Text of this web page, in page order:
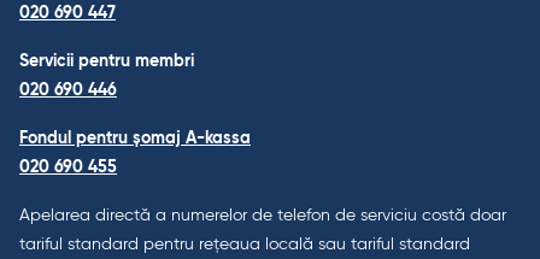
020 690 447
Servicii pentru membri
020 690 446
Fondul pentru șomaj A-kassa
020 690 455
Apelarea directă a numerelor de telefon de serviciu costă doar
tariful standard pentru rețeaua locală sau tariful standard